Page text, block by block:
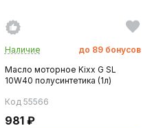
Наличие до 89 бонусов
Масло моторное Kixx G SL
10W40 полусинтетика (1л)
Код 55566
981 ₽